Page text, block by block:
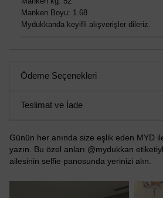
Manken Boyu: 1.68
Mydukkanda keyifli alışverişler dileriz.
Ödeme Seçenekleri
Teslimat ve İade
Günün her anında size eşlik eden MYD
yazın. Bu özel anları @mydukkan
ailesinin selfie panosunda yerinizi alın.